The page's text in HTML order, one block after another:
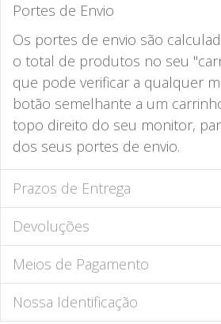
Portes de Envio
Os portes de envio são
o total de produtos no seu
que pode verificar a qualquer
botão semelhante a um
topo direito do seu monitor,
dos seus portes de envio.
Prazos de Entrega
Devoluções
Meios de Pagamento
Nossa Identificação